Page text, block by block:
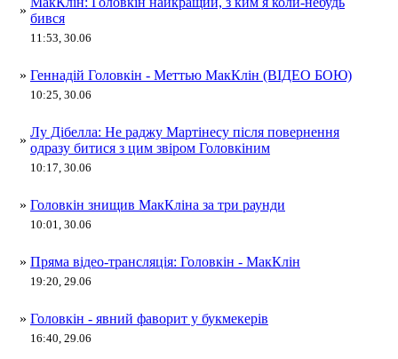
»
бився
11:53, 30.06
» Геннадій Головкін - Меттью МакКлін (ВІДЕО БОЮ)
10:25, 30.06
»
Лу Дібелла: Не раджу Мартінесу після повернення
одразу битися з цим звіром Головкіним
10:17, 30.06
» Головкін знищив МакКліна за три раунди
10:01, 30.06
» Пряма відео-трансляція: Головкін - МакКлін
19:20, 29.06
» Головкін - явний фаворит у букмекерів
16:40, 29.06